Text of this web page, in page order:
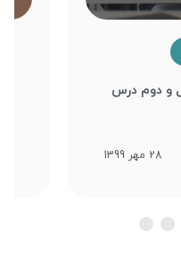
و دوم درس
28 مهر 1399